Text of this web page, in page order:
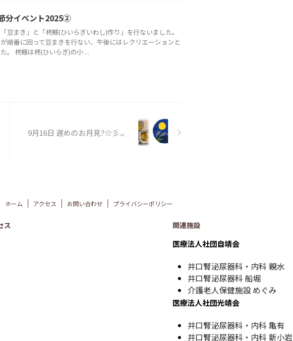
分イベント2025②
豆まき」と「柊鰯(ひいらぎいわし)作り」を行ないました。
順番に回って豆まきを行ない、午後にはレクリエーションと
。 柊鰯は柊(ひいらぎ)の小 ...
9月16日 遅めのお月見?☆彡.。
ホーム アクセス お問い合わせ プライバシーポリシー
ス 関連施設
医療法人社団自靖会
井口腎泌尿器科・内科 親水
井口腎泌尿器科 船堀
介護老人保健施設 めぐみ
医療法人社団光靖会
井口腎泌尿器科・内科 亀有
井口腎泌尿器科・内科 新小岩